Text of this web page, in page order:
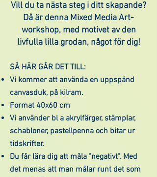
Vill du ta nästa steg i ditt skapande?
Då är denna Mixed Media Art-
workshop, med motivet av den
livfulla lilla grodan, något för dig!
SÅ HÄR GÅR DET TILL:
Vi kommer att använda en uppspänd
canvasduk, på kilram.
Format 40x60 cm
Vi använder bl a akrylfärger, stämplar,
schabloner, pastellpenna och bitar ur
tidskrifter.
Du får lära dig att måla "negativt". Med
det menas att man målar runt det som